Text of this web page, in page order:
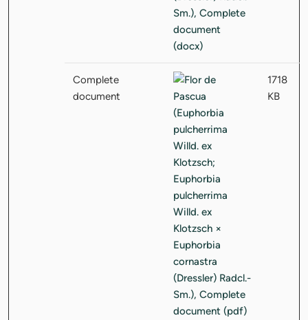
Complete
document
1718
KB